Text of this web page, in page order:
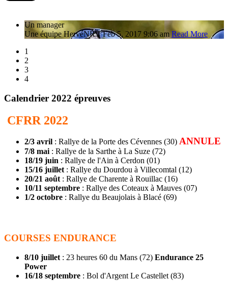
Un manager
Une équipe HervéNRV Feb 5, 2017 9:06 amRead More
1
2
3
4
Calendrier 2022 épreuves
CFRR 2022
2/3 avril : Rallye de la Porte des Cévennes (30) ANNULE
7/8 mai : Rallye de la Sarthe à La Suze (72)
18/19 juin : Rallye de l'Ain à Cerdon (01)
15/16 juillet : Rallye du Dourdou à Villecomtal (12)
20/21 août : Rallye de Charente à Rouillac (16)
10/11 septembre : Rallye des Coteaux à Mauves (07)
1/2 octobre : Rallye du Beaujolais à Blacé (69)
COURSES ENDURANCE
8/10 juillet : 23 heures 60 du Mans (72) Endurance 25
Power
16/18 septembre : Bol d'Argent Le Castellet (83)